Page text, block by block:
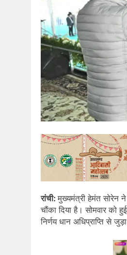
रांची:मुख्यमंत्री हेमंत सोरेन
चौंका दिया है। सोमवार
निर्णय धान अधिप्राप्ति से